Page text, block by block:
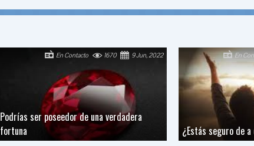
Podrías ser poseedor de una verdadera
fortuna
9 Jun, 2022
1670
En Contacto
¿Estás seguro de
En